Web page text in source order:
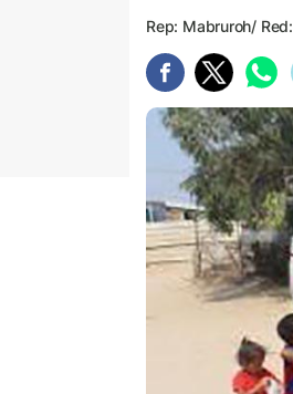
Rep: Mabruroh/ Red: